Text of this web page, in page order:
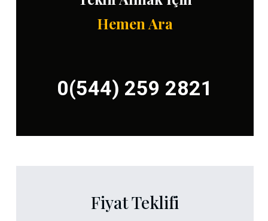
Hemen Ara
0(544) 259 2821
Fiyat Teklifi